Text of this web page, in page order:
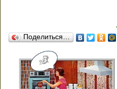
Поделиться…